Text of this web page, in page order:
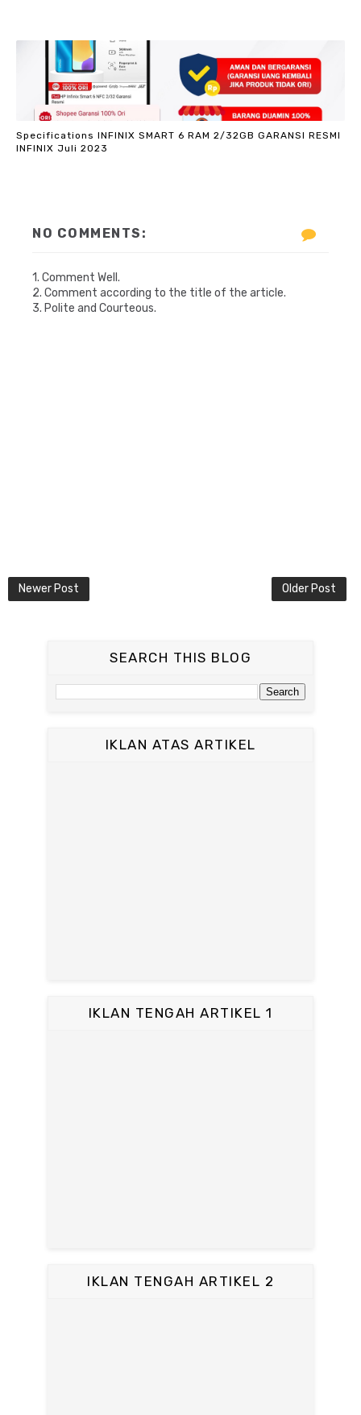
Specifications INFINIX SMART 6 RAM 2/32GB GARANSI RESMI
INFINIX Juli 2023
NO COMMENTS:
1. Comment Well.
2. Comment according to the title of the article.
3. Polite and Courteous.
Newer Post Older Post
SEARCH THIS BLOG
IKLAN ATAS ARTIKEL
IKLAN TENGAH ARTIKEL 1
IKLAN TENGAH ARTIKEL 2